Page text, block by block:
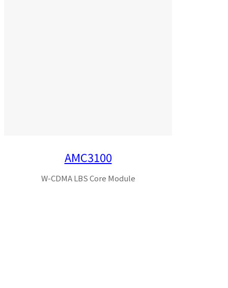
AMC3100
W-CDMA LBS Core Module